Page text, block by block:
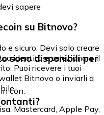
sapere
su Bitnovo?
e sicuro. Devi solo creare
identità e selezionare il
Puoi ricevere i tuoi
Bitnovo o inviarli a
sono disponibili per
con:
Mastercard, Apple Pay,